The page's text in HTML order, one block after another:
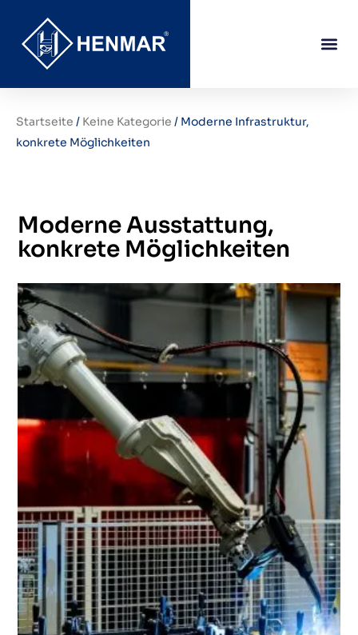
Startseite / Keine Kategorie / Moderne Infrastruktur,
konkrete Möglichkeiten
Moderne Ausstattung,
konkrete Möglichkeiten